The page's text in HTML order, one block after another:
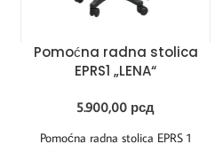
Pomoćna radna stolica
EPRS1 „LENA“
5.900,00 рсд
Pomoćna radna stolica EPRS 1